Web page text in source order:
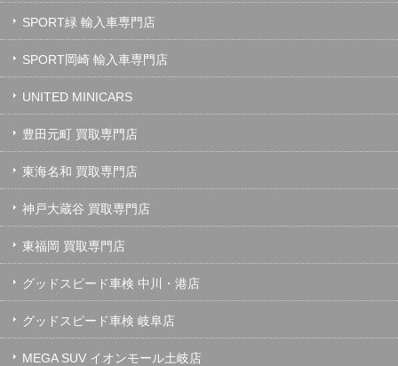
SPORT緑 輸入車専門店
SPORT岡崎 輸入車専門店
UNITED MINICARS
豊田元町 買取専門店
東海名和 買取専門店
神戸大蔵谷 買取専門店
東福岡 買取専門店
グッドスピード車検 中川・港店
グッドスピード車検 岐阜店
MEGA SUV イオンモール土岐店